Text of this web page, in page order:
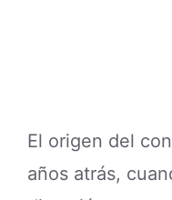
El origen del
años atrás,